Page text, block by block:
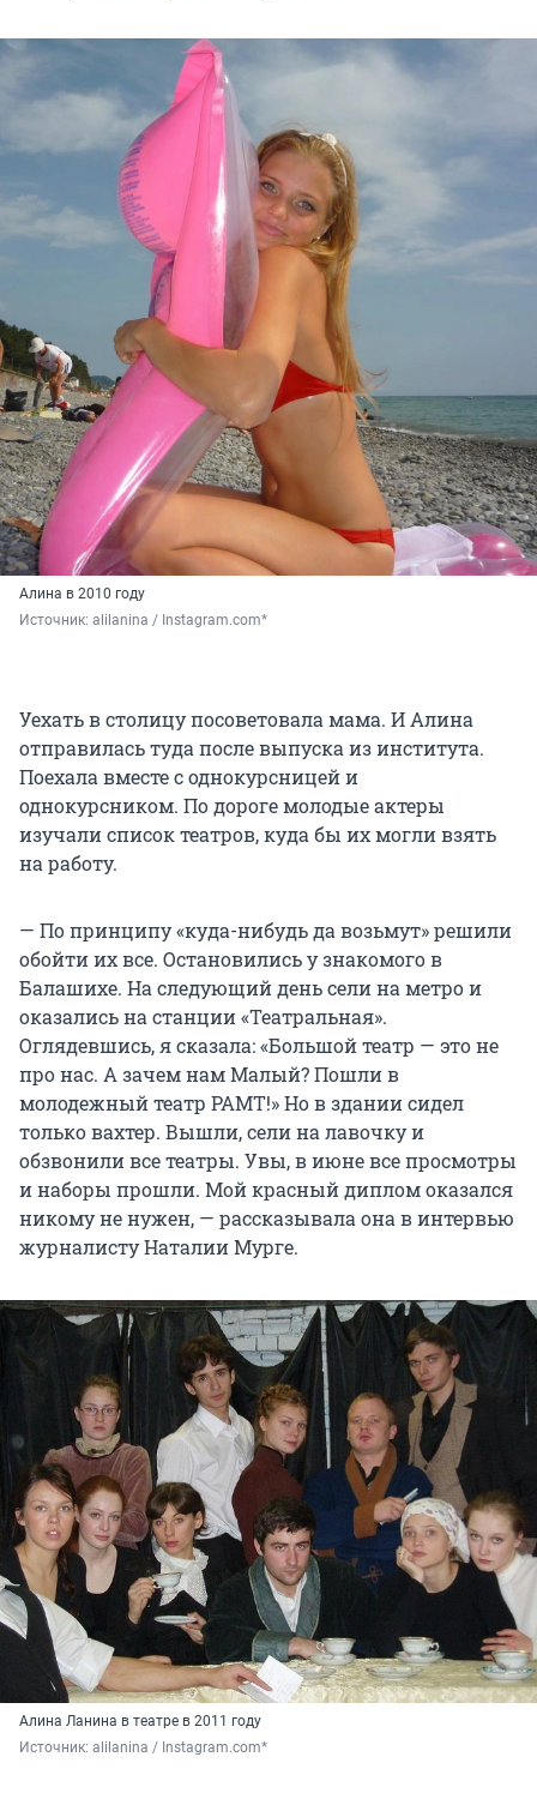
Алина в 2010 году
Источник: alilanina / Instagram.com*
Уехать в столицу посоветовала мама. И Алина
отправилась туда после выпуска из института.
Поехала вместе с однокурсницей и
однокурсником. По дороге молодые актеры
изучали список театров, куда бы их могли взять
на работу.
— По принципу «куда-нибудь да возьмут» решили
обойти их все. Остановились у знакомого в
Балашихе. На следующий день сели на метро и
оказались на станции «Театральная».
Оглядевшись, я сказала: «Большой театр — это не
про нас. А зачем нам Малый? Пошли в
молодежный театр РАМТ!» Но в здании сидел
только вахтер. Вышли, сели на лавочку и
обзвонили все театры. Увы, в июне все просмотры
и наборы прошли. Мой красный диплом оказался
никому не нужен, — рассказывала она в интервью
журналисту Наталии Мурге.
Алина Ланина в театре в 2011 году
Источник: alilanina / Instagram.com*